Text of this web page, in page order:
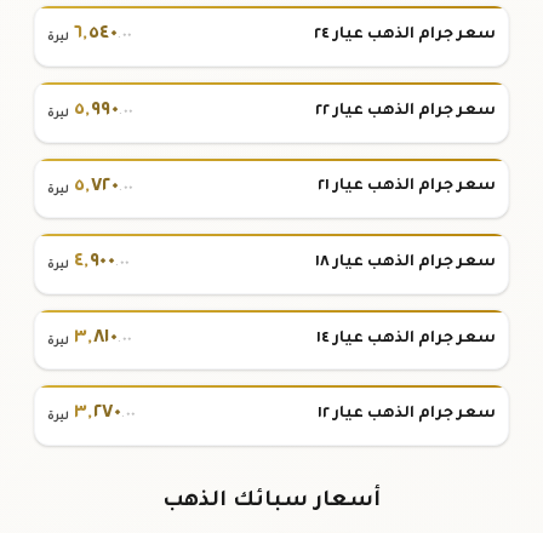
سعر جرام الذهب عيار ٢٤ ٦,٥٤٠.٠٠ ليرة
سعر جرام الذهب عيار ٢٢ ٥,٩٩٠.٠٠ ليرة
سعر جرام الذهب عيار ٢١ ٥,٧٢٠.٠٠ ليرة
سعر جرام الذهب عيار ١٨ ٤,٩٠٠.٠٠ ليرة
سعر جرام الذهب عيار ١٤ ٣,٨١٠.٠٠ ليرة
سعر جرام الذهب عيار ١٢ ٣,٢٧٠.٠٠ ليرة
أسعار سبائك الذهب